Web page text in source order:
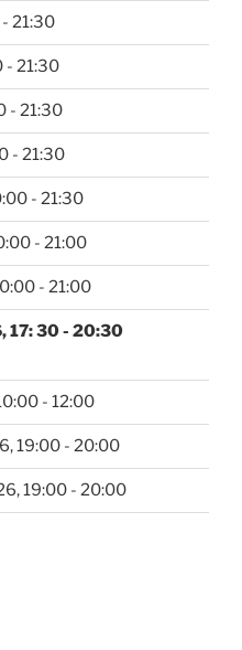
21:30
- 21:30
- 21:30
- 21:30
- 21:30
- 21:00
- 21:00
17: 30 - 20:30
- 12:00
19:00 - 20:00
19:00 - 20:00